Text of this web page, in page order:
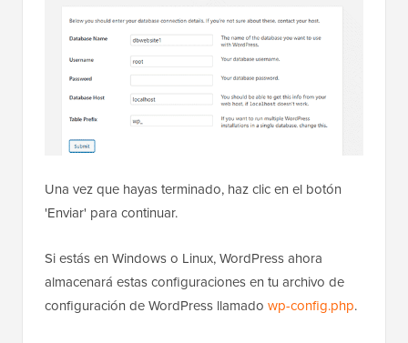
Una vez que hayas terminado, haz clic en el botón
'Enviar' para continuar.
Si estás en Windows o Linux, WordPress ahora
almacenará estas configuraciones en tu archivo de
configuración de WordPress llamado wp-config.php.